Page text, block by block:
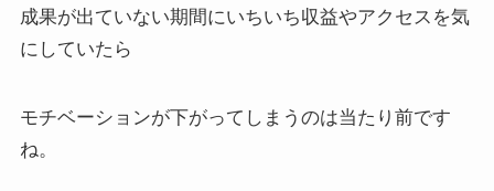
成果が出ていない期間にいちいち収益やアクセスを気
にしていたら
モチベーションが下がってしまうのは当たり前です
ね。